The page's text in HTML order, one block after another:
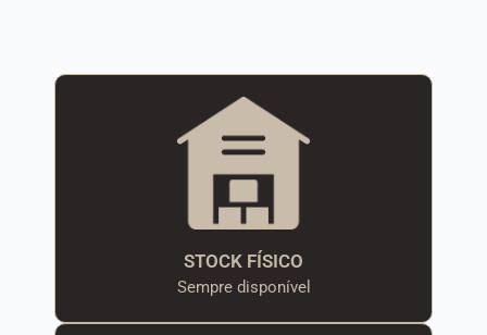
STOCK FÍSICO
Sempre disponível